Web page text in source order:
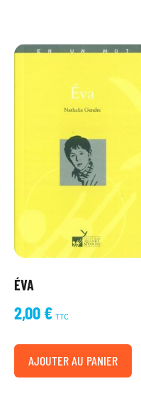
ÉVA
2,00€ TTC
AJOUTER AU PANIER